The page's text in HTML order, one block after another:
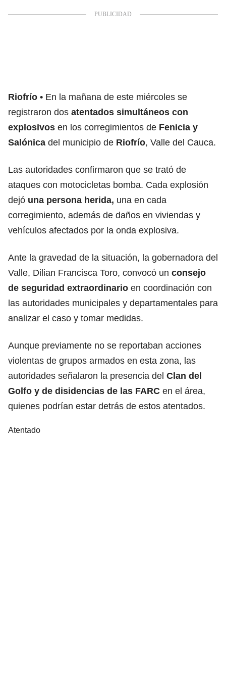
Riofrío
En la mañana de este miércoles se
registraron dos atentados simultáneos con
explosivos en los corregimientos de Fenicia y
Salónica del municipio de Riofrío, Valle del Cauca.
Las autoridades confirmaron que se trató de
ataques con motocicletas bomba. Cada explosión
dejó una persona herida, una en cada
corregimiento, además de daños en viviendas y
vehículos afectados por la onda explosiva.
Ante la gravedad de la situación, la gobernadora del
Valle, Dilian Francisca Toro, convocó un consejo
de seguridad extraordinario en coordinación con
las autoridades municipales y departamentales para
analizar el caso y tomar medidas.
Aunque previamente no se reportaban acciones
violentas de grupos armados en esta zona, las
autoridades señalaron la presencia del Clan del
Golfo y de disidencias de las FARC en el área,
quienes podrían estar detrás de estos atentados.
Atentado